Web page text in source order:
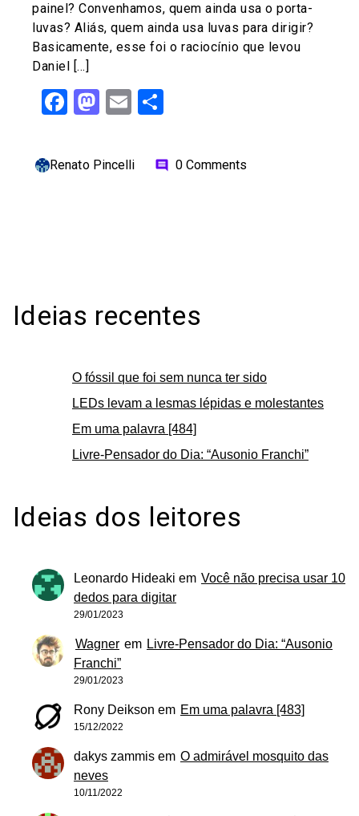
painel? Convenhamos, quem ainda usa o porta-
luvas? Aliás, quem ainda usa luvas para dirigir?
Basicamente, esse foi o raciocínio que levou
Daniel […]
Facebook
Mastodon
Email
Renato Pincelli comment 0 Comments
Ideias recentes
O fóssil que foi sem nunca ter sido
LEDs levam a lesmas lépidas e molestantes
Em uma palavra [484]
Livre-Pensador do Dia: “Ausonio Franchi”
Ideias dos leitores
Leonardo Hideaki em Você não precisa usar 10
dedos para digitar
29/01/2023
Wagner em Livre-Pensador do Dia: “Ausonio
Franchi”
29/01/2023
Rony Deikson em Em uma palavra [483]
15/12/2022
dakys zammis em O admirável mosquito das
neves
10/11/2022